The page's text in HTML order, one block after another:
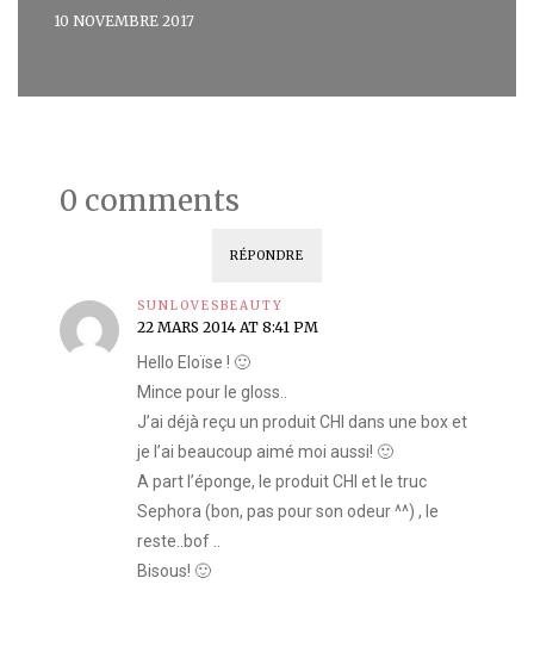
10 NOVEMBRE 2017
0 comments
RÉPONDRE
SUNLOVESBEAUTY
22 MARS 2014 AT 8:41 PM
Hello Eloïse ! 🙂
Mince pour le gloss..
J’ai déjà reçu un produit CHI dans une box et
je l’ai beaucoup aimé moi aussi! 🙂
A part l’éponge, le produit CHI et le truc
Sephora (bon, pas pour son odeur ^^) , le
reste..bof ..
Bisous! 🙂